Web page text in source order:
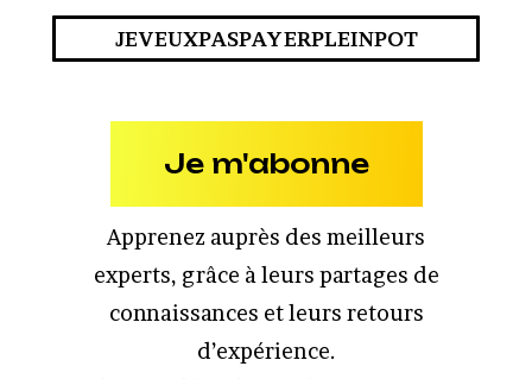
JEVEUXPASPAYERPLEINPOT
Je m'abonne
Apprenez auprès des meilleurs
experts, grâce à leurs partages de
connaissances et leurs retours
d’expérience.